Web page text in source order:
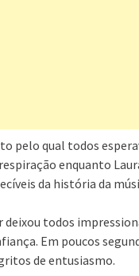
pelo qual todos
enquanto
da história da
deixou todos
Em poucos
de entusiasmo.